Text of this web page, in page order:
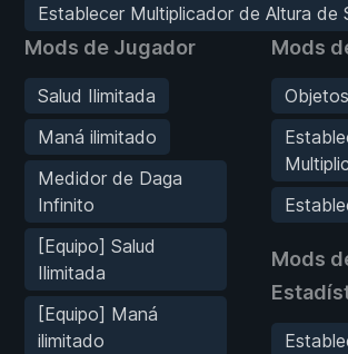
Establecer Multiplicador de Altura de
Mods de Jugador
Salud Ilimitada
Maná ilimitado
Medidor de Daga
Infinito
[Equipo] Salud
Ilimitada
[Equipo] Maná
ilimitado
Mods
Mods